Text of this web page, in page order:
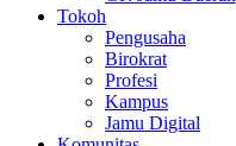
Tokoh
Pengusaha
Birokrat
Profesi
Kampus
Jamu Digital